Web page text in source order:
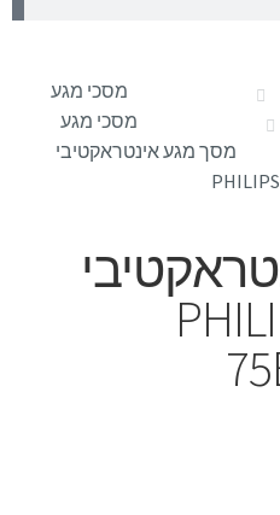
מסכי מגע
מסכי מגע
מסך מגע אינטראקטיבי
"75